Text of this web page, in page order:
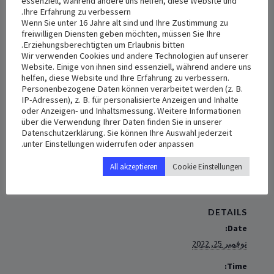
الإخوة الأحباء في مدينة هايبلورن ومحيطها
سأكون في زيارة لمدينة هايلبرون وسنحتفل بالقداس الإلهي يوم
الجمعة مساء 25/11/2022 الساعة السادسة مساء سانت ألبن
على ‏‏العنوان
Schlossstraße 38, 74078 Heilbronn
DETAILS
Date:
نوفمبر 25, 2022
Time:
Ihre Erfahrung zu verbessern.
Wenn Sie unter 16 Jahre alt sind und Ihre Zustimmung zu
freiwilligen Diensten geben möchten, müssen Sie Ihre
Erziehungsberechtigten um Erlaubnis bitten.
Wir verwenden Cookies und andere Technologien auf unserer
Website. Einige von ihnen sind essenziell, während andere uns
helfen, diese Website und Ihre Erfahrung zu verbessern.
Personenbezogene Daten können verarbeitet werden (z. B.
IP-Adressen), z. B. für personalisierte Anzeigen und Inhalte
oder Anzeigen- und Inhaltsmessung. Weitere Informationen
über die Verwendung Ihrer Daten finden Sie in unserer
Datenschutzerklärung. Sie können Ihre Auswahl jederzeit
unter Einstellungen widerrufen oder anpassen.
Cookie Einstellungen
All akzeptieren